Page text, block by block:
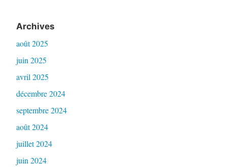
Archives
août 2025
juin 2025
avril 2025
décembre 2024
septembre 2024
août 2024
juillet 2024
juin 2024